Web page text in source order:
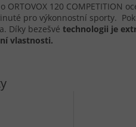
ORTOVOX 120 COMPETITION
pro výkonnostní sporty.
Díky bezešvé technologii je
vlastnosti.